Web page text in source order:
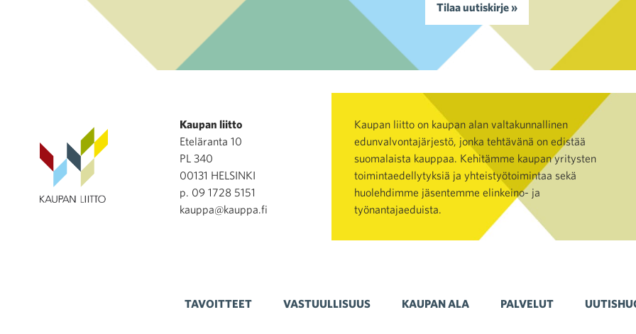
Tilaa uutiskirje »
Kaupan liitto
Eteläranta 10
PL 340
00131 HELSINKI
p. 09 1728 5151
kauppa@kauppa.fi
Kaupan liitto on kaupan alan valtakunnallinen
edunvalvontajärjestö, jonka tehtävänä on edistää
suomalaista kauppaa. Kehitämme kaupan yritysten
toimintaedellytyksiä ja yhteistyötoimintaa sekä
huolehdimme jäsentemme elinkeino- ja
työnantajaeduista.
TAVOITTEET VASTUULLISUUS KAUPAN ALA PALVELUT